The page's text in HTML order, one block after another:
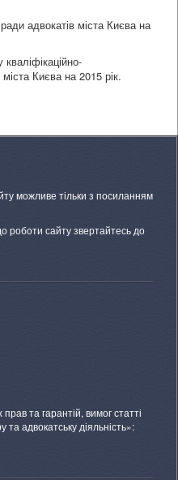
адвокатів міста Києва на
міста Києва на 2015 рік.
можливе тільки з посиланням
роботи сайту звертайтесь до
та гарантій, вимог статті
адвокатську діяльність»: